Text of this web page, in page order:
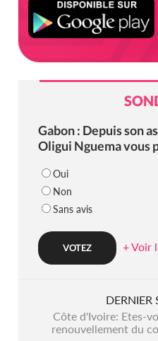
Gabon : Depuis son
Oligui Nguema vous
Oui
Non
Sans avis
+ Voir
DERNIER
Côte d'Ivoire: Etes-
renouvellement du